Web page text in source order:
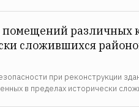
различных
сложившихся
при реконструкции
в пределах исторически